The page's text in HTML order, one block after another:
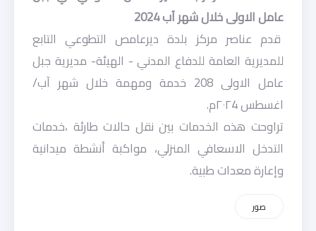
عامل الاولى خلال شهر آب 2024
قدم عناصر مركز بلدة ديرعامص التطوعي التابع
للمديرية العامة للدفاع المدني - الهيئة- مديرية جبل
عامل الاولى 208 خدمة ومهمة خلال شهر آب/
اغسطس ٢٠٢4م.
تراوحت هذه الخدمات بين نقل حالات طارئة ،خدمات
التدخل الاسعافي المنزلي، مواكبة أنشطة ميدانية
وإعارة معدات طبية.
صور